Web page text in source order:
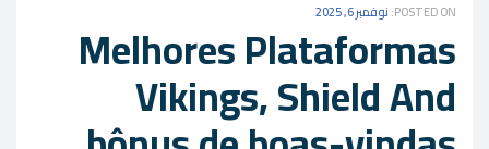
POSTED ON: نوفمبر 6, 2025
Melhores Plataformas
Vikings, Shield And